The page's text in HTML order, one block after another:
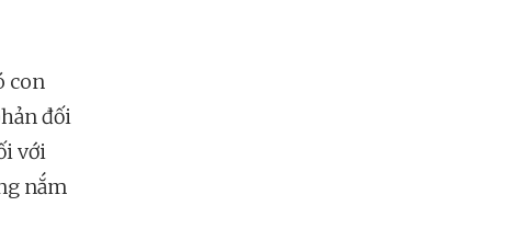
con
đối
với
nắm